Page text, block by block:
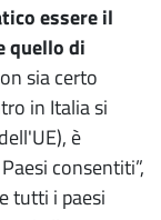
essere il
quello di
sia certo
in Italia si
è
consentiti”,
tutti i paesi